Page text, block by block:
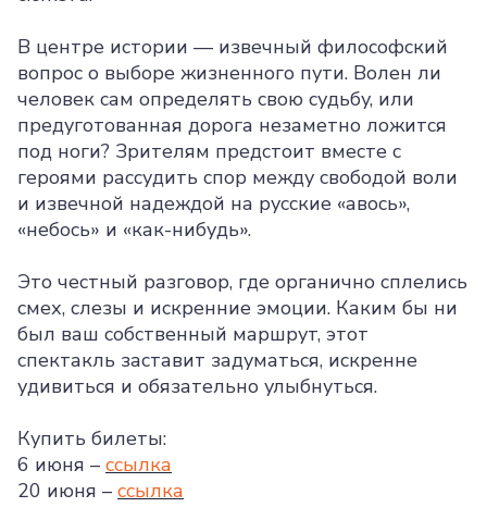
В центре истории — извечный философский
вопрос о выборе жизненного пути. Волен ли
человек сам определять свою судьбу, или
предуготованная дорога незаметно ложится
под ноги? Зрителям предстоит вместе с
героями рассудить спор между свободой воли
и извечной надеждой на русские «авось»,
«небось» и «как-нибудь».
Это честный разговор, где органично сплелись
смех, слезы и искренние эмоции. Каким бы ни
был ваш собственный маршрут, этот
спектакль заставит задуматься, искренне
удивиться и обязательно улыбнуться.
Купить билеты:
6 июня – ссылка
20 июня – ссылка